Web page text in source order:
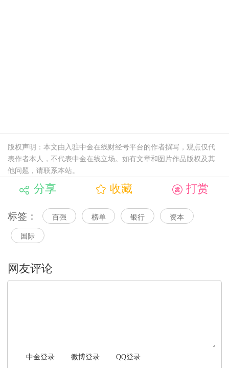
版权声明：本文由入驻中金在线财经号平台的作者撰写，观点仅代
表作者本人，不代表中金在线立场。如有文章和图片作品版权及其
他问题，请联系本站。
分享 收藏 打赏
标签： 百强 榜单 银行 资本
国际
中金登录 微博登录 QQ登录